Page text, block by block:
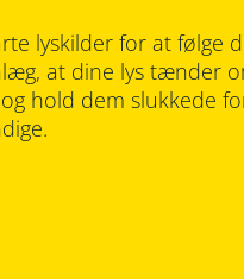
lyskilder for at følge
at dine lys tænder
hold dem slukkede